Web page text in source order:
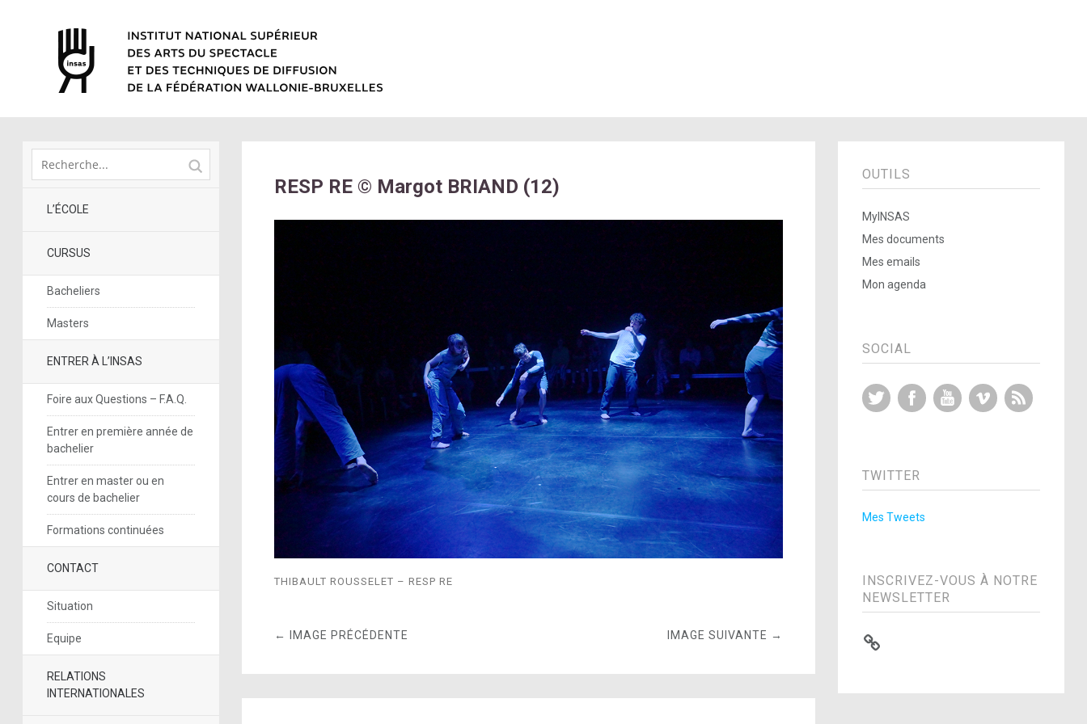
L’ÉCOLE
CURSUS
Bacheliers
Masters
ENTRER À L’INSAS
Foire aux Questions – F.A.Q.
Entrer en première année de
bachelier
Entrer en master ou en
cours de bachelier
Formations continuées
CONTACT
Situation
Equipe
RELATIONS
INTERNATIONALES
RESP RE © Margot BRIAND (12)
THIBAULT ROUSSELET – RESP RE
← IMAGE PRÉCÉDENTE IMAGE SUIVANTE →
OUTILS
MyINSAS
Mes documents
Mes emails
Mon agenda
SOCIAL
Twitter FacebookYouTubeVimeo
TWITTER
Mes Tweets
INSCRIVEZ-VOUS À NOTRE
NEWSLETTER